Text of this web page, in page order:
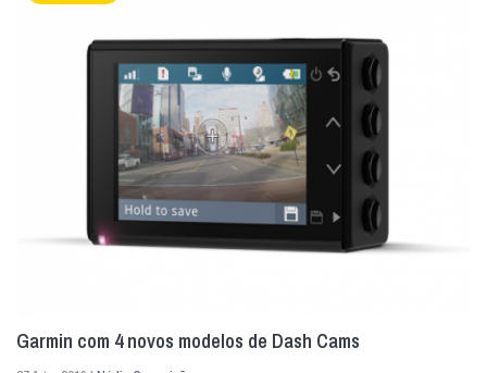
Garmin com 4 novos modelos de Dash Cams